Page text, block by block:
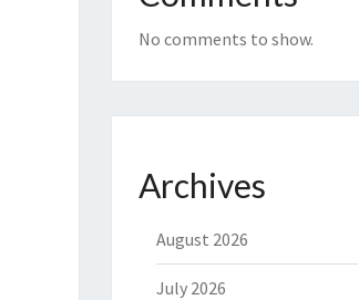
No comments to show.
Archives
August 2026
July 2026